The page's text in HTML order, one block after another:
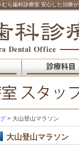
ら歯科診療室 安心した治療
> 大山登山マラソン
大山登山マラソン